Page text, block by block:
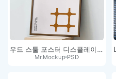
우드 스툴 포스터 디스플레이 목업
Mr.Mockup PSD